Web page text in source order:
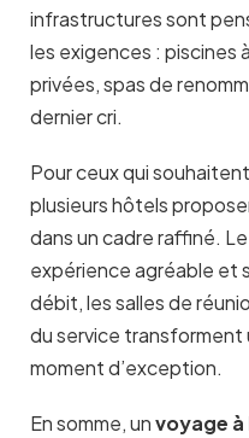
infrastructures sont
les exigences : piscines
privées, spas de
dernier cri.
Pour ceux qui
plusieurs hôtels
dans un cadre raffiné.
expérience agréable et
débit, les salles de
du service transforment
moment d’exception.
En somme, unvoyage à